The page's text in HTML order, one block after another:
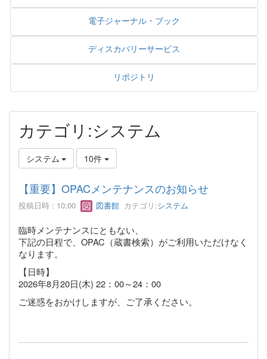
電子ジャーナル・ブック
ディスカバリーサービス
リポジトリ
カテゴリ:システム
システム 10件
【重要】OPACメンテナンスのお知らせ
投稿日時 : 10:00 図書館 カテゴリ:システム
臨時メンテナンスにともない、
下記の日程で、OPAC（蔵書検索）がご利用いただけなく
なります。
【日時】
2026年8月20日(木) 22：00～24：00
ご迷惑をおかけしますが、ご了承ください。